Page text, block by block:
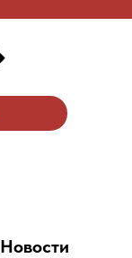
Новости